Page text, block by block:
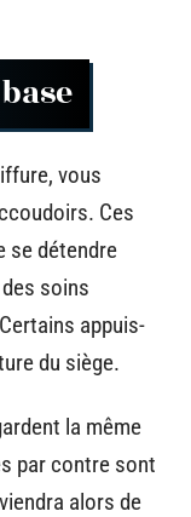
vous
Ces
se détendre
soins
appuis-
du siège.
la même
par contre sont
alors de